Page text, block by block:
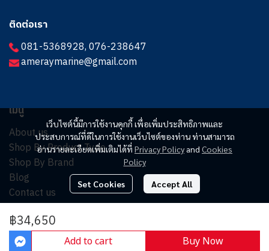
฿34,650
Add to cart Buy Now
เว็บไซต์นี้มีการใช้งานคุกกี้ เพื่อเพิ่มประสิทธิภาพและ
ประสบการณ์ที่ดีในการใช้งานเว็บไซต์ของท่าน ท่านสามารถ
อ่านรายละเอียดเพิ่มเติมได้ที่ Privacy Policyand Cookies
Policy
Set Cookies Accept All
ติดต่อเรา
081-5368928,076-238647
ameraymarine@gmail.com
เมนู
About us
Shop By Product Type
Shop By Brand
Blog
Contact us
© Copyright 2025. All Rights Reserved.